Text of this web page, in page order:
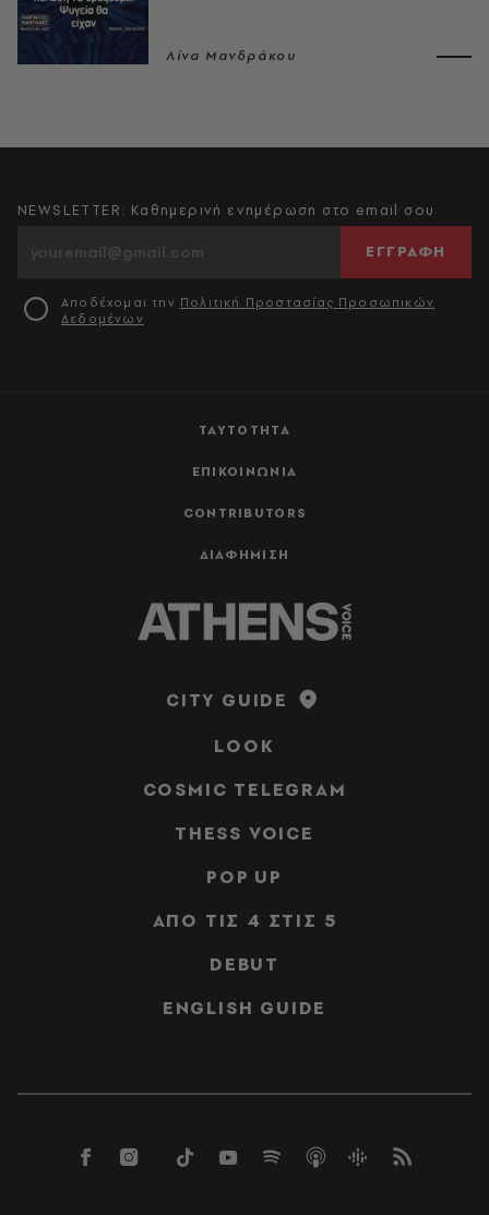
Λίνα Μανδράκου
ΤΑΥΤΟΤΗΤΑ
ΕΠΙΚΟΙΝΩΝΙΑ
CONTRIBUTORS
ΔΙΑΦΗΜΙΣΗ
NEWSLETTER: Καθημερινή ενημέρωση στο email σου
ΕΓΓΡΑΦΗ
Αποδέχομαι την Πολιτική Προστασίας Προσωπικών
Δεδομένων
CITY GUIDE
LOOK
COSMIC TELEGRAM
THESS VOICE
POP UP
ΑΠΟ ΤΙΣ 4 ΣΤΙΣ 5
DEBUT
ENGLISH GUIDE